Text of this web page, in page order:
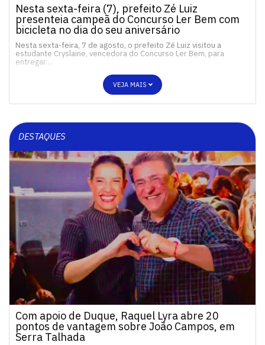
Nesta sexta-feira (7), prefeito Zé Luiz
presenteia campeã do Concurso Ler Bem com
bicicleta no dia do seu aniversário
Nesta sexta-feira, 7 de agosto, o prefeito Zé Luiz visitou a
estudante Cryslaine, vencedora do Concurso Ler Bem, para
entregar…
VEJA MAIS
DESTAQUES
Com apoio de Duque, Raquel Lyra abre 20
pontos de vantagem sobre João Campos, em
Serra Talhada